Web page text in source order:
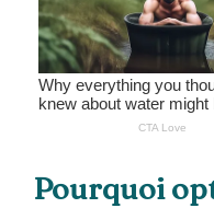
Pourquoi